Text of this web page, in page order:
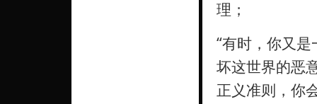
理；
“有时，你又
坏这世界的恶
正义准则，你